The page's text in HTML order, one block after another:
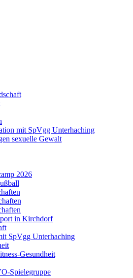
mit SpVgg Unterhaching
sexuelle Gewalt
2026
in Kirchdorf
SpVgg Unterhaching
Gesundheit
Spielegruppe